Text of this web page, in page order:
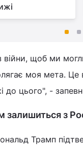
щоб ми
моя мета.
до цього", -
з
Трамп